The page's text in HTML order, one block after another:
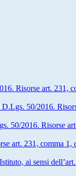
Risorse art.
50/2016.
50/2016. Risorse
art. 231, comma
ai sensi